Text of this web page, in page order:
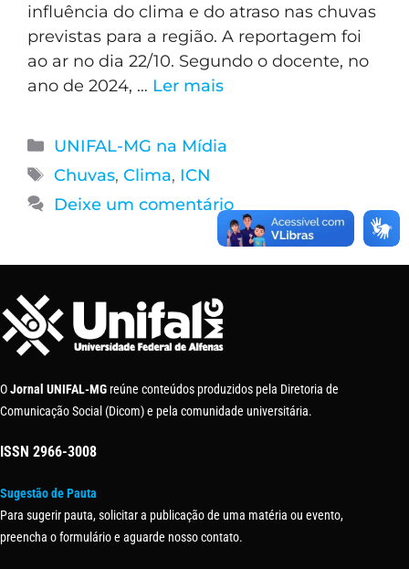
influência do clima e do atraso nas chuvas
previstas para a região. A reportagem foi
ao ar no dia 22/10. Segundo o docente, no
ano de 2024, … Ler mais
UNIFAL-MG na Mídia
Chuvas, Clima, ICN
Deixe um comentário
OJornal UNIFAL-MG reúne conteúdos produzidos pela Diretoria de
Comunicação Social (Dicom) e pela comunidade universitária.
ISSN 2966-3008
Sugestão de Pauta
Para sugerir pauta, solicitar a publicação de uma matéria ou evento,
preencha o formulário e aguarde nosso contato.